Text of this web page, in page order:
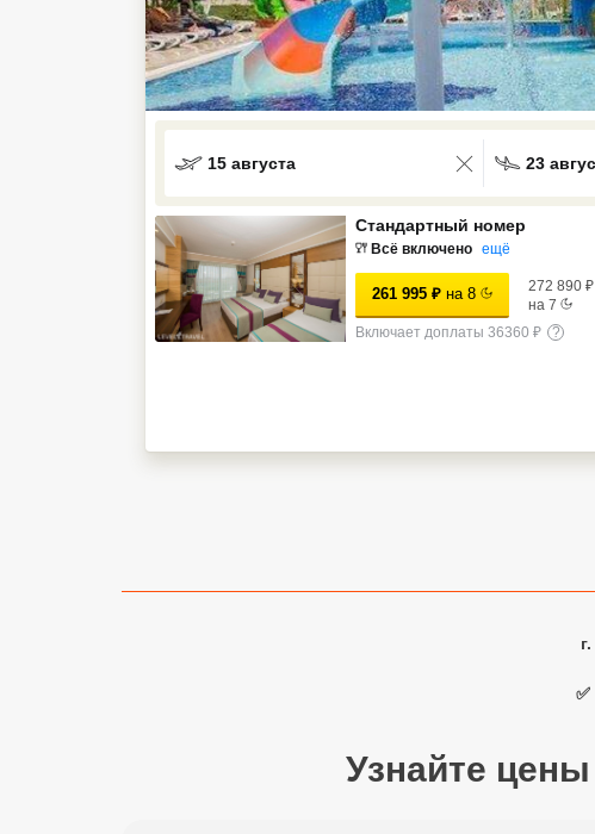
15 августа 23
Стандартный номер
Всё включено ещё
261 995 ₽ на 8 272 890 ₽
на 7
Включает доплаты 36360 ₽
?
Узнайте
Большой Сочи
VIP отели 5 звезд
ТОП 10 лучших отелей 5*
ТОП 10 недорогих отелей